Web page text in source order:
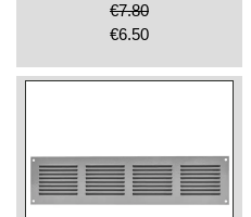
€7.80
€6.50